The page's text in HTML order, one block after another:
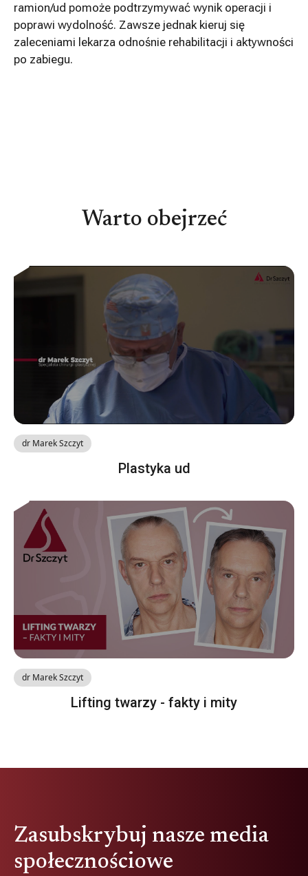
ramion/ud pomoże podtrzymywać wynik operacji i
poprawi wydolność. Zawsze jednak kieruj się
zaleceniami lekarza odnośnie rehabilitacji i aktywności
po zabiegu.
Warto obejrzeć
dr Marek Szczyt
Plastyka ud
dr Marek Szczyt
Lifting twarzy - fakty i mity
Zasubskrybuj nasze media
społecznościowe